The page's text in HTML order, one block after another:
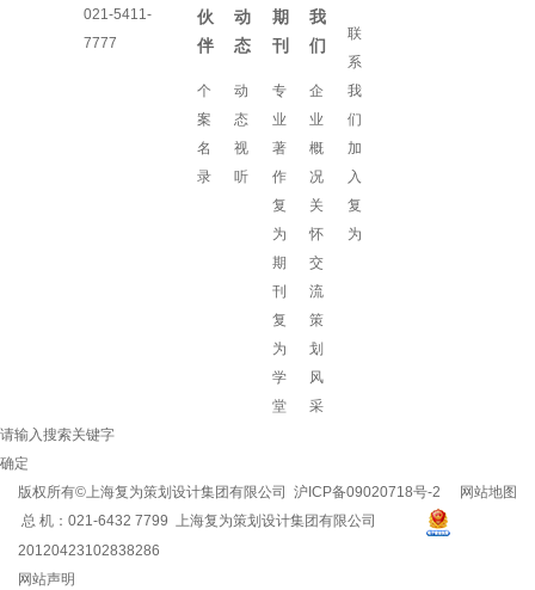
021-5411-
7777
伙
伴
个
案
名
录
动
态
动
态
视
听
期
刊
专
业
著
作
复
为
期
刊
复
为
学
堂
我
们
企
业
概
况
关
怀
交
流
策
划
风
采
联
系
我
们
加
入
复
为
请输入搜索关键字
确定
网站地图
版权所有©上海复为策划设计集团有限公司 沪ICP备09020718号-2
总 机：021-6432 7799 上海复为策划设计集团有限公司
20120423102838286
网站声明